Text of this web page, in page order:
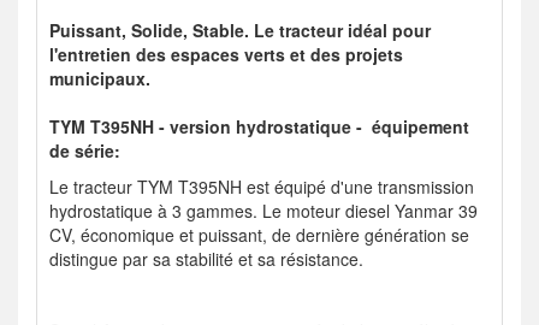
Puissant, Solide, Stable. Le tracteur idéal pour
l'entretien des espaces verts et des projets
municipaux.
TYM T395NH - version hydrostatique - équipement
de série:
Le tracteur TYM T395NH est équipé d'une transmission
hydrostatique à 3 gammes. Le moteur diesel Yanmar 39
CV, économique et puissant, de dernière génération se
distingue par sa stabilité et sa résistance.